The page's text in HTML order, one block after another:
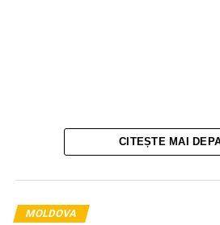
CITEȘTE MAI
MOLDOVA